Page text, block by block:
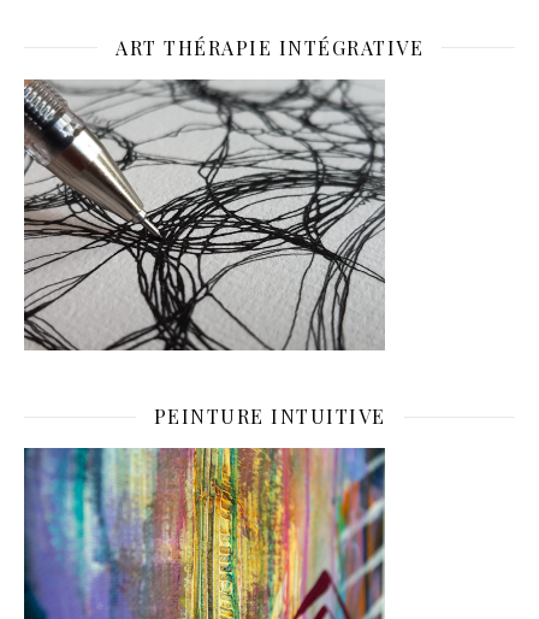
ART THÉRAPIE INTÉGRATIVE
PEINTURE INTUITIVE